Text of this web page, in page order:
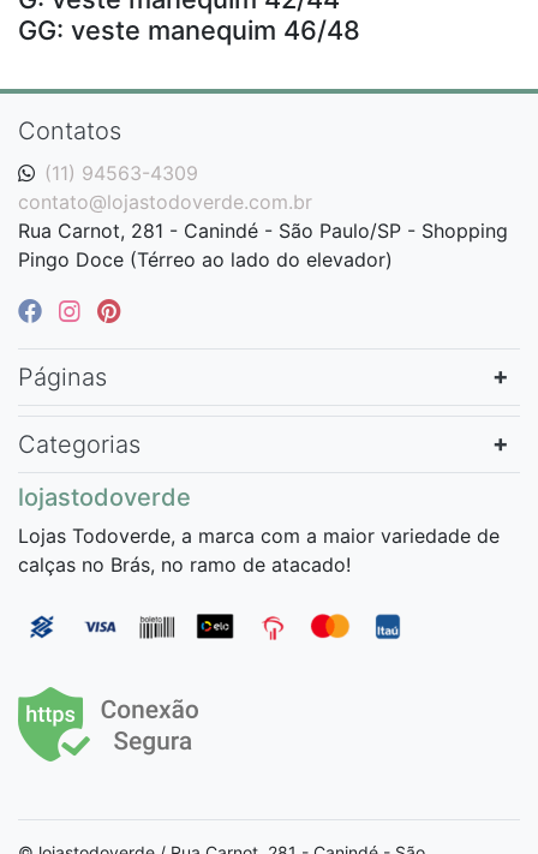
GG: veste manequim 46/48
Contatos
(11) 94563-4309
contato@lojastodoverde.com.br
Rua Carnot, 281 - Canindé - São Paulo/SP - Shopping
Pingo Doce (Térreo ao lado do elevador)
Páginas
Categorias
lojastodoverde
Lojas Todoverde, a marca com a maior variedade de
calças no Brás, no ramo de atacado!